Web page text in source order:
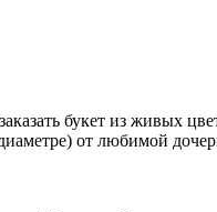
букет из живых
от любимой